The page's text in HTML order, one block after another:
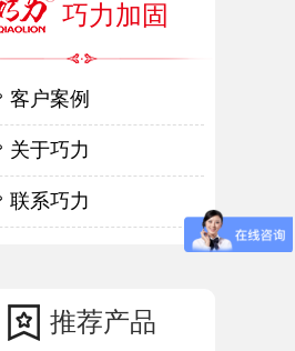
巧力加固
客户案例
关于巧力
联系巧力
推荐产品